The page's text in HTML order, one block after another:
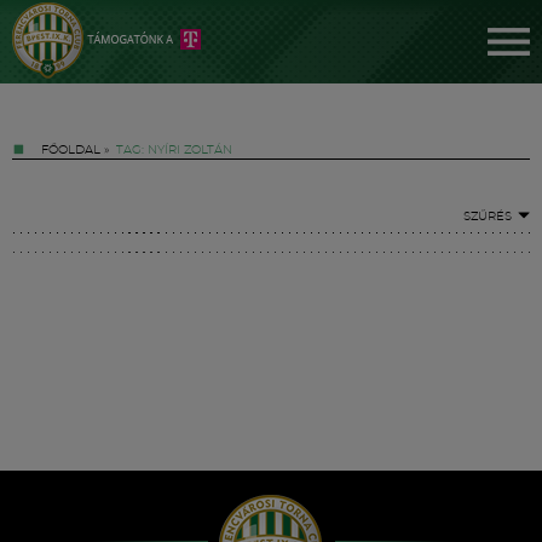
FŐOLDAL » TAG: NYÍRI ZOLTÁN
SZŰRÉS
Hírek